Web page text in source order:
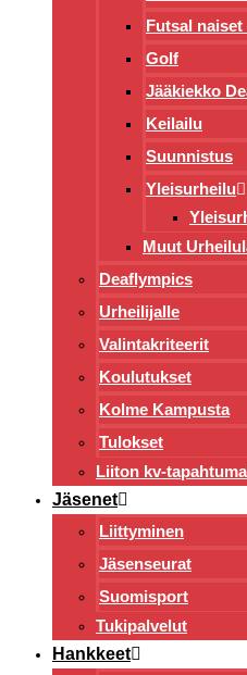
Futsal naiset
Golf
Jääkiekko
Keilailu
Suunnistus
Yleisurheilu
Muut
Deaflympics
Urheilijalle
Valintakriteerit
Koulutukset
Kolme Kampusta
Tulokset
Liiton kv-
Jäsenet
Liittyminen
Jäsenseurat
Suomisport
Tukipalvelut
Hankkeet